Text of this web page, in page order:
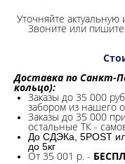
Уточняйте
Звоните или
Доставка по Санкт-
кольцо):
Заказы до 35 000
забором из нашего
Заказы до 35 000
остальные ТК -
До СДЭКа, 5POST
до 5кг
От 35 001 р. -